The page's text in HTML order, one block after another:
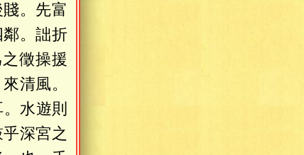
。先富
。詘折
徵操援
清風。
水遊則
深宮之